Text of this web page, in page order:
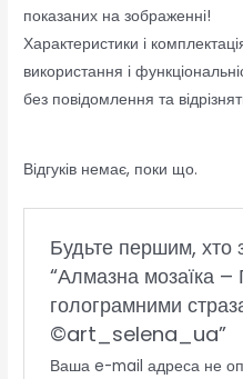
показаних на зображенні!
Характеристики і
використання і
без повідомлення та
Відгуків немає, поки що.
Будьте першим, хто
“Алмазна мозаїка –
голограмними
©art_selena_ua”
Ваша e-mail адреса не